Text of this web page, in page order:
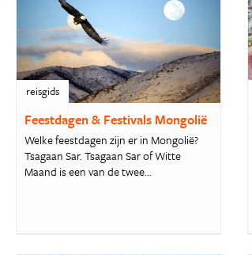
reisgids
Feestdagen & Festivals Mongolië
Welke feestdagen zijn er in Mongolië?
Tsagaan Sar. Tsagaan Sar of Witte
Maand is een van de twee...